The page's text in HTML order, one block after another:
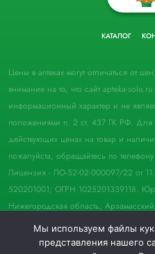
КАТАЛОГ
Цены в аптеках могут отличаться от
внимание на то, что сайт apteka-
информационный характер и не
положениями п. 2 ст. 437 ГК РФ.
действующих ценах на товар и
пожалуйста, обращайтесь по
Лицензия - ЛО-52-02-000097/22 от
520201001; ОГРН 1025201339118.
Нижегородская область,
д. 33, пом. 21.
© 2022 Аптека
Мы используем файлы
представления нашего